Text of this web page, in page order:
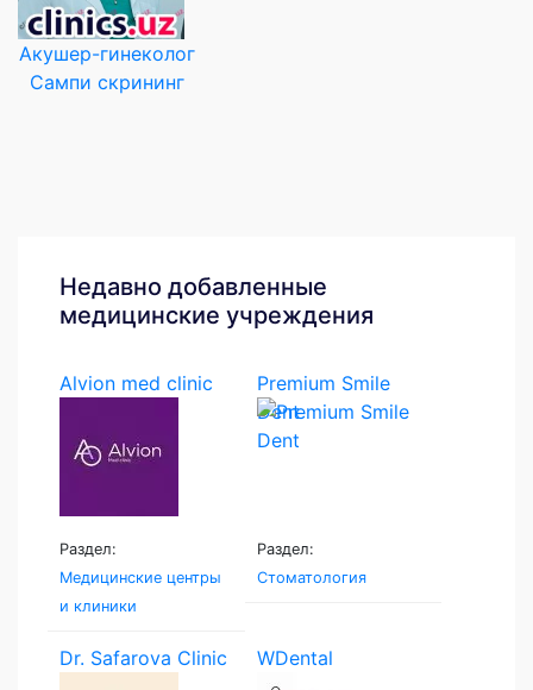
Акушер-гинеколог
Сампи скрининг
Недавно добавленные
медицинские учреждения
Alvion med clinic
Раздел:
Медицинские центры
и клиники
Premium Smile
Dent
Раздел:
Стоматология
Dr. Safarova Clinic WDental